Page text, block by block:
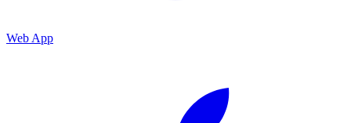
Web App